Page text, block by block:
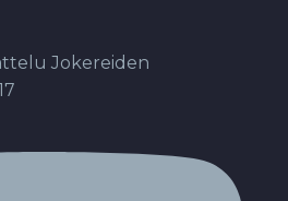
Jokereiden